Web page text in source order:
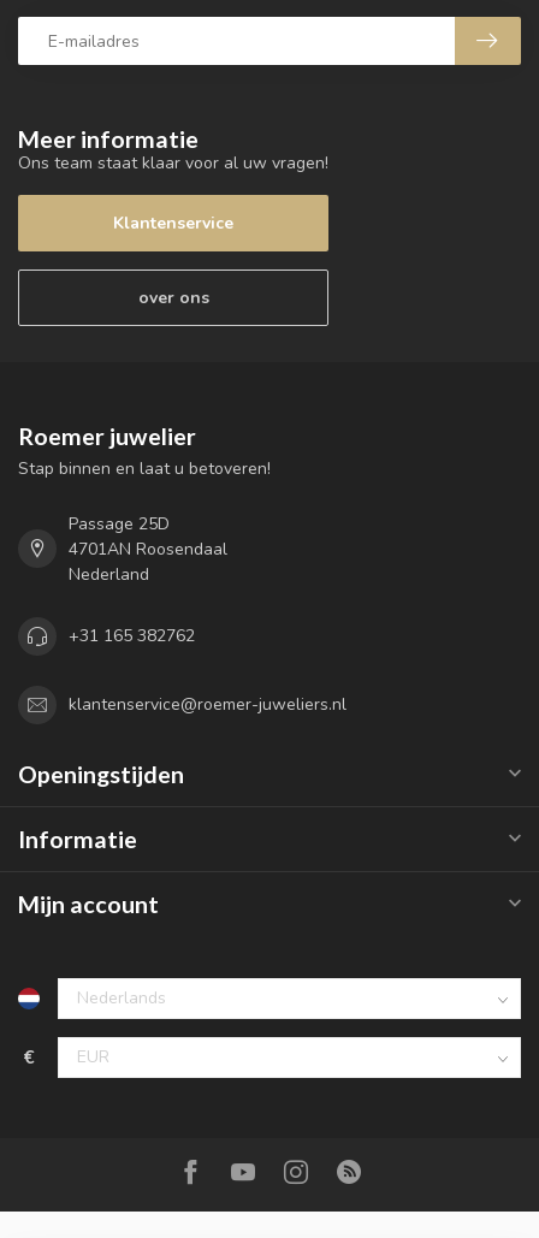
Meer informatie
Ons team staat klaar voor al uw vragen!
Klantenservice
over ons
Roemer juwelier
Stap binnen en laat u betoveren!
Passage 25D
4701AN Roosendaal
Nederland
+31 165 382762
klantenservice@roemer-juweliers.nl
Openingstijden
Informatie
Mijn account
€